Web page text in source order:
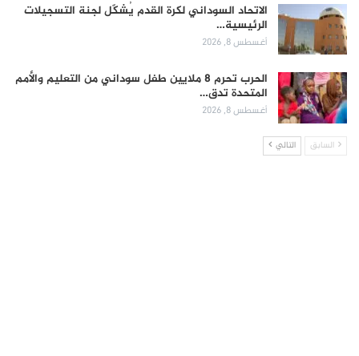
الاتحاد السوداني لكرة القدم يُشكّل لجنة التسجيلات
الرئيسية…
أغسطس 8, 2026
الحرب تحرم 8 ملايين طفل سوداني من التعليم والأمم
المتحدة تدق…
أغسطس 8, 2026
السابق التالي